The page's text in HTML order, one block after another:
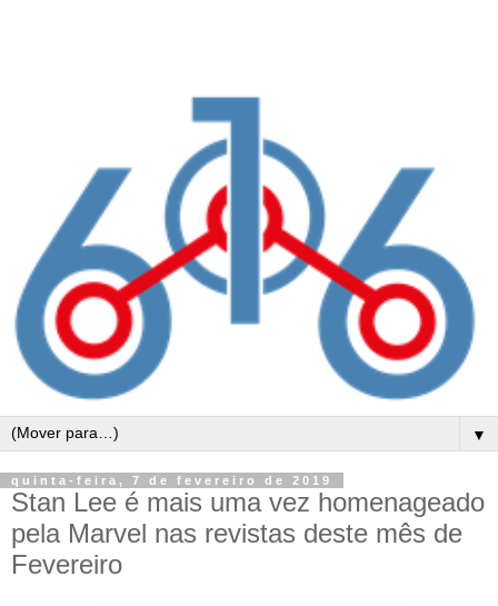
▼
quinta-feira, 7 de fevereiro de 2019
Stan Lee é mais uma vez homenageado
pela Marvel nas revistas deste mês de
Fevereiro